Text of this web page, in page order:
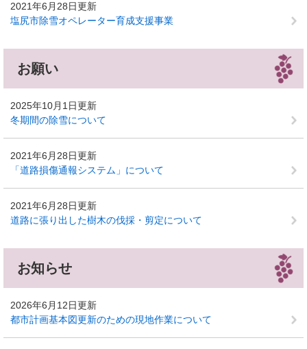
2021年6月28日更新
塩尻市除雪オペレーター育成支援事業
お願い
2025年10月1日更新
冬期間の除雪について
2021年6月28日更新
「道路損傷通報システム」について
2021年6月28日更新
道路に張り出した樹木の伐採・剪定について
お知らせ
2026年6月12日更新
都市計画基本図更新のための現地作業について